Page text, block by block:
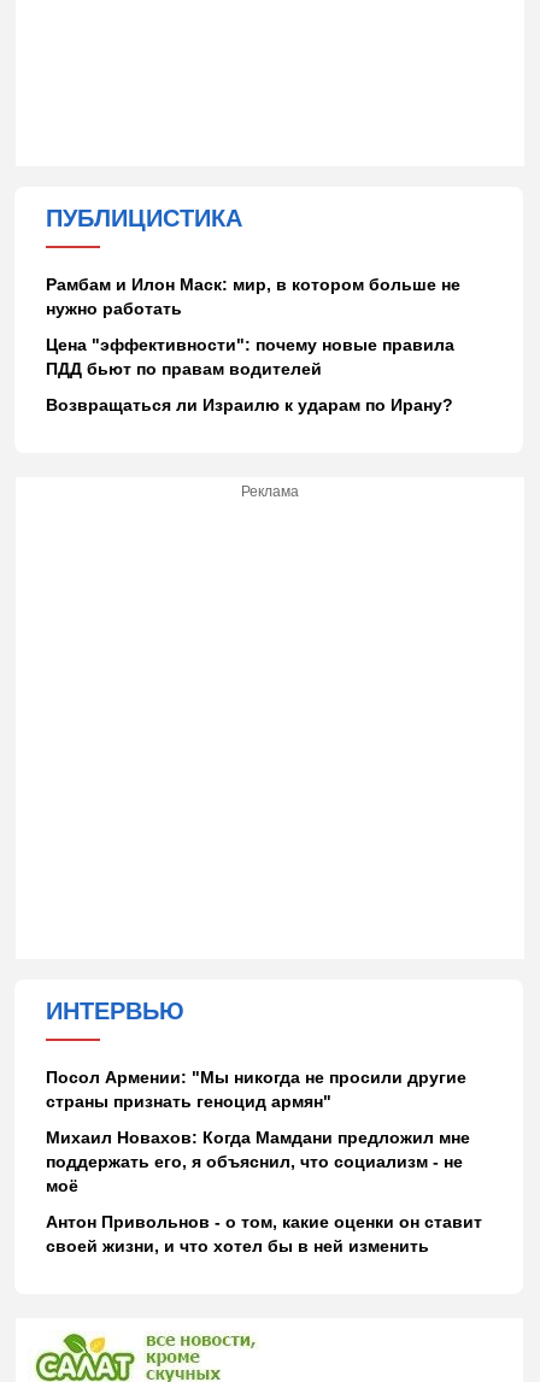
ПУБЛИЦИСТИКА
Рамбам и Илон Маск: мир, в котором больше не
нужно работать
Цена "эффективности": почему новые правила
ПДД бьют по правам водителей
Возвращаться ли Израилю к ударам по Ирану?
Реклама
ИНТЕРВЬЮ
Посол Армении: "Мы никогда не просили другие
страны признать геноцид армян"
Михаил Новахов: Когда Мамдани предложил мне
поддержать его, я объяснил, что социализм - не
моё
Антон Привольнов - о том, какие оценки он ставит
своей жизни, и что хотел бы в ней изменить